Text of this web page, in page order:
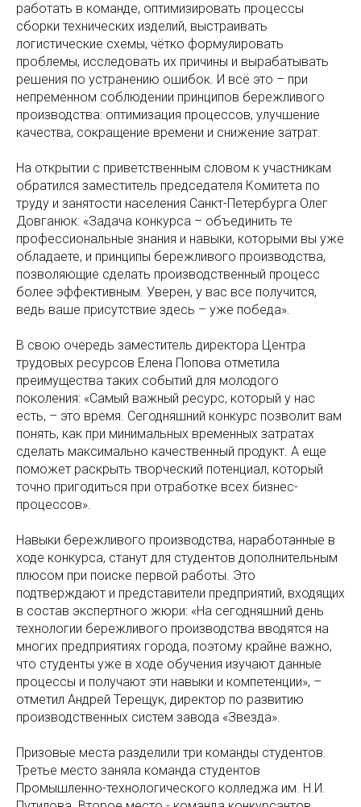
работать в команде, оптимизировать процессы
сборки технических изделий, выстраивать
логистические схемы, чётко формулировать
проблемы, исследовать их причины и вырабатывать
решения по устранению ошибок. И всё это – при
непременном соблюдении принципов бережливого
производства: оптимизация процессов, улучшение
качества, сокращение времени и снижение затрат.
На открытии с приветственным словом к участникам
обратился заместитель председателя Комитета по
труду и занятости населения Санкт-Петербурга Олег
Довганюк: «Задача конкурса – объединить те
профессиональные знания и навыки, которыми вы уже
обладаете, и принципы бережливого производства,
позволяющие сделать производственный процесс
более эффективным. Уверен, у вас все получится,
ведь ваше присутствие здесь – уже победа».
В свою очередь заместитель директора Центра
трудовых ресурсов Елена Попова отметила
преимущества таких событий для молодого
поколения: «Самый важный ресурс, который у нас
есть, – это время. Сегодняшний конкурс позволит вам
понять, как при минимальных временных затратах
сделать максимально качественный продукт. А еще
поможет раскрыть творческий потенциал, который
точно пригодиться при отработке всех бизнес-
процессов».
Навыки бережливого производства, наработанные в
ходе конкурса, станут для студентов дополнительным
плюсом при поиске первой работы. Это
подтверждают и представители предприятий, входящих
в состав экспертного жюри: «На сегодняшний день
технологии бережливого производства вводятся на
многих предприятиях города, поэтому крайне важно,
что студенты уже в ходе обучения изучают данные
процессы и получают эти навыки и компетенции», –
отметил Андрей Терещук, директор по развитию
производственных систем завода «Звезда».
Призовые места разделили три команды студентов.
Третье место заняла команда студентов
Промышленно-технологического колледжа им. Н.И.